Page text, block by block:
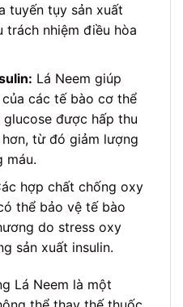
tuyến tụy sản xuất
trách nhiệm điều hòa
Lá Neem giúp
các tế bào cơ thể
được hấp thu
từ đó giảm lượng
máu.
hợp chất chống oxy
thể bảo vệ tế bào
do stress oxy
sản xuất insulin.
Lá Neem là một